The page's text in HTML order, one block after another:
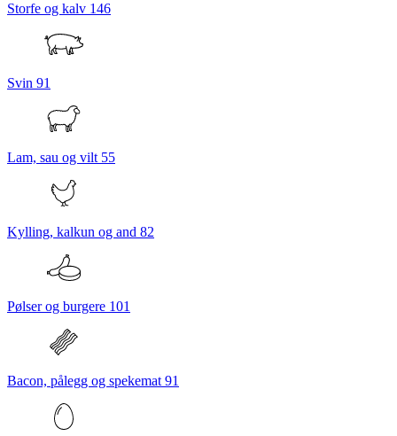
Storfe og kalv 146
Svin 91
Lam, sau og vilt 55
Kylling, kalkun og and 82
Pølser og burgere 101
Bacon, pålegg og spekemat 91